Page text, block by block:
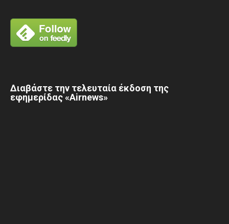
Διαβάστε την τελευταία έκδοση της
εφημερίδας «Airnews»